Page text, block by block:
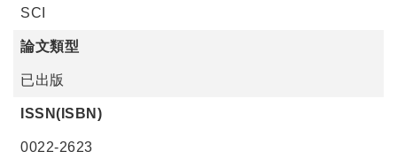
SCI
論文類型
已出版
ISSN(ISBN)
0022-2623